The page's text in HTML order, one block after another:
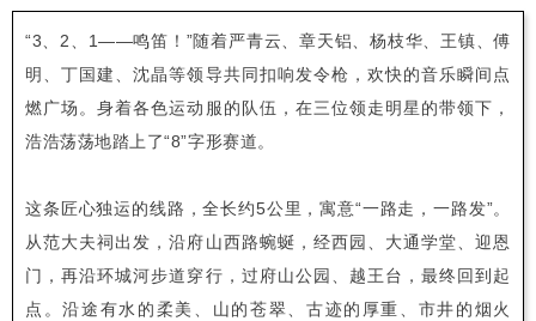
“3、2、1——鸣笛！”随着严青云、章天铝、杨枝华、王镇、傅
明、丁国建、沈晶等领导共同扣响发令枪，欢快的音乐瞬间点
燃广场。身着各色运动服的队伍，在三位领走明星的带领下，
浩浩荡荡地踏上了“8”字形赛道。
这条匠心独运的线路，全长约5公里，寓意“一路走，一路发”。
从范大夫祠出发，沿府山西路蜿蜒，经西园、大通学堂、迎恩
门，再沿环城河步道穿行，过府山公园、越王台，最终回到起
点。沿途有水的柔美、山的苍翠、古迹的厚重、市井的烟火